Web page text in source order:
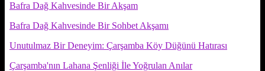
Bafra Dağ Kahvesinde Bir Akşam
Bafra Dağ Kahvesinde Bir Sohbet Akşamı
Unutulmaz Bir Deneyim: Çarşamba Köy Düğünü Hatırası
Çarşamba'nın Lahana Şenliği İle Yoğrulan Anılar